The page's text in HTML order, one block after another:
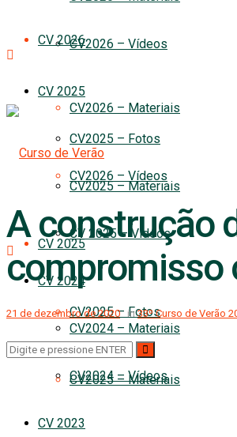
CV2026 – Vídeos
CV 2025
CV2025 – Fotos
CV2025 – Materiais
CV 2025 – Vídeos
CV 2024
CV2024 – Materiais
CV2024 – Vídeos
CV 2023
CV 2026
CV2026 – Materiais
CV2026 – Vídeos
CV 2025
CV2025 – Fotos
CV2025 – Materiais
A construção
compromisso
21 de dezembro de 2020 in 33º Curso de Verão